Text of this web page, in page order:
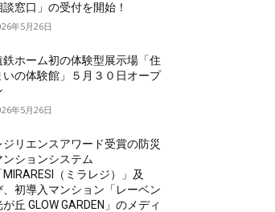
談窓口」の受付を開始！
年5月26日
鉄ホーム初の体験型展示場「住
いの体験館」５月３０日オープ
年5月26日
ジリエンスアワード受賞の防災
ンションシステム
MIRARESI（ミラレジ）」及
、初導入マンション「レーベン
が丘 GLOW GARDEN」のメディ